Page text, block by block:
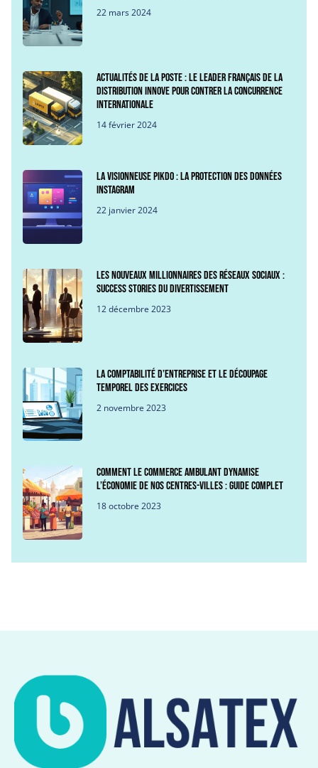
22 mars 2024
Actualités de La Poste : Le leader français de la
distribution innove pour contrer la concurrence
internationale
14 février 2024
La visionneuse Pikdo : La protection des données
Instagram
22 janvier 2024
Les nouveaux millionnaires des réseaux sociaux :
success stories du divertissement
12 décembre 2023
La comptabilité d’entreprise et le découpage
temporel des exercices
2 novembre 2023
Comment le commerce ambulant dynamise
l’économie de nos centres-villes : guide complet
18 octobre 2023